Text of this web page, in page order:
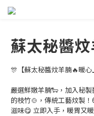
蘇太秘醬
🎊【蘇太秘醬炆羊腩🔥暖心
嚴選鮮嫩羊腩🐑，加入秘
的枝竹🍲，傳統工藝炆製
滋味😋 立即入手，暖胃又